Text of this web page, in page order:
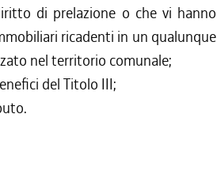
di prelazione o che vi hanno
ricadenti in un qualunque
nel territorio comunale;
del Titolo III;